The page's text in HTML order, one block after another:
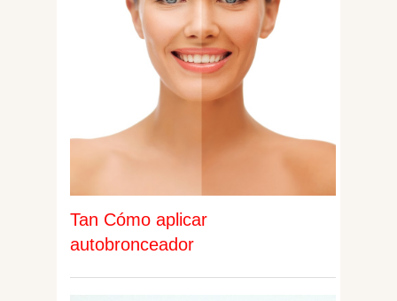
Tan Cómo aplicar
autobronceador